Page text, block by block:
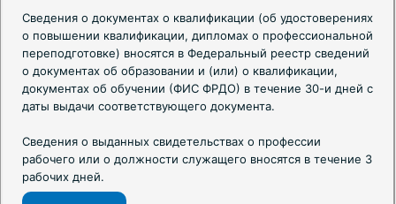
Сведения о документах о квалификации (об удостоверениях
о повышении квалификации, дипломах о профессиональной
переподготовке) вносятся в Федеральный реестр сведений
о документах об образовании и (или) о квалификации,
документах об обучении (ФИС ФРДО) в течение 30-и дней с
даты выдачи соответствующего документа.
Сведения о выданных свидетельствах о профессии
рабочего или о должности служащего вносятся в течение 3
рабочих дней.